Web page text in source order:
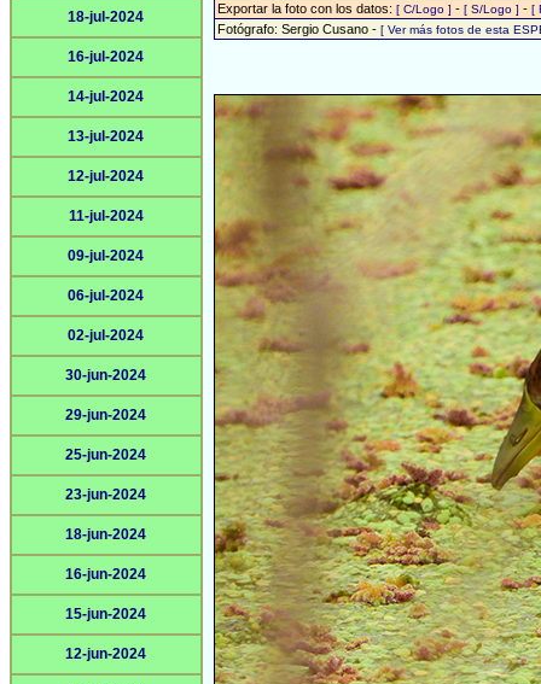
18-jul-2024
16-jul-2024
14-jul-2024
13-jul-2024
12-jul-2024
11-jul-2024
09-jul-2024
06-jul-2024
02-jul-2024
30-jun-2024
29-jun-2024
25-jun-2024
23-jun-2024
18-jun-2024
16-jun-2024
15-jun-2024
12-jun-2024
Exportar la foto con los datos: [ C/Logo ] - [ S/Logo ] - [
Fotógrafo: Sergio Cusano - [ Ver más fotos de esta